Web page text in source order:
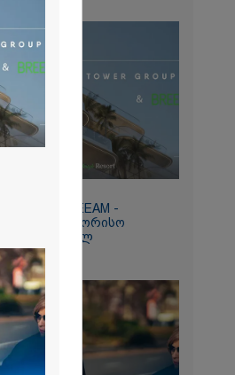
08-2026
Group და BREEAM -
საერთაშორისო
ქართულ